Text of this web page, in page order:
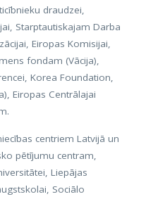
draudzei,
Starptautiskajam Darba
Eiropas Komisijai,
fondam (Vācija),
Korea Foundation,
Eiropas Centrālajai
centriem Latvijā un
pētījumu centram,
Liepājas
Sociālo